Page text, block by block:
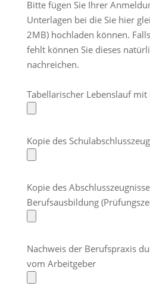
Bitte fügen Sie Ihrer
Unterlagen bei die Sie hier
2MB) hochladen können.
fehlt können Sie dieses
nachreichen.
Tabellarischer Lebenslauf mit
Kopie des
Kopie des
Berufsausbildung
Nachweis der Berufspraxis
vom Arbeitgeber